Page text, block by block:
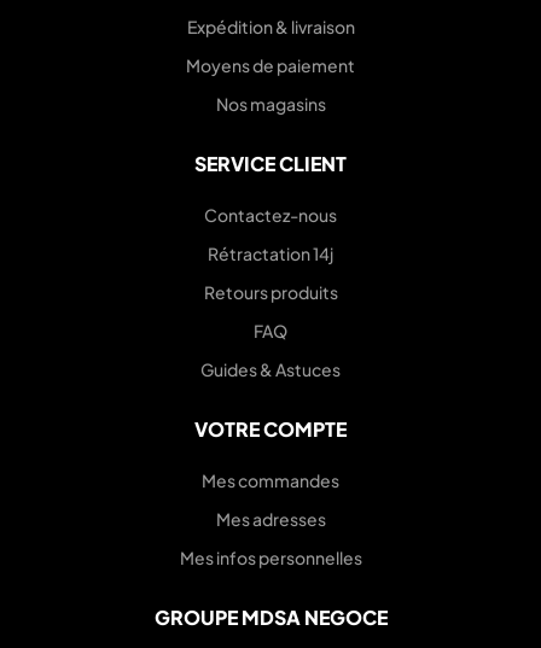
Expédition & livraison
Moyens de paiement
Nos magasins
SERVICE CLIENT
Contactez-nous
Rétractation 14j
Retours produits
FAQ
Guides & Astuces
VOTRE COMPTE
Mes commandes
Mes adresses
Mes infos personnelles
GROUPE MDSA NEGOCE